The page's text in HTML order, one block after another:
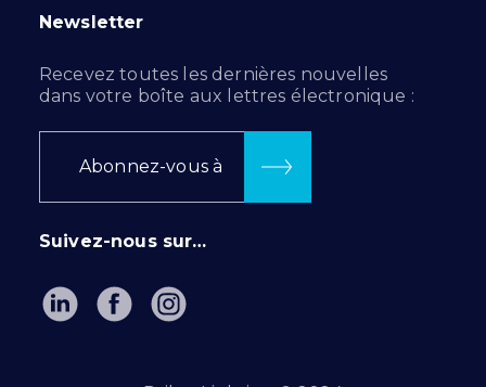
Newsletter
Recevez toutes les dernières nouvelles
dans votre boîte aux lettres électronique :
Abonnez-vous à
Suivez-nous sur…